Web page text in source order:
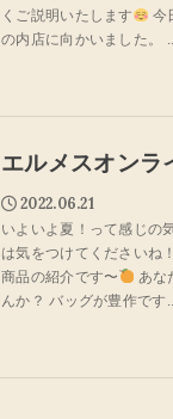
くご説明いたします
今
の内店に向かいました。 ...
エルメスオンラ
2022.06.21
いよいよ夏！って感じの
は気をつけてくださいね
商品の紹介です〜
あな
んか？ バッグが豊作です...